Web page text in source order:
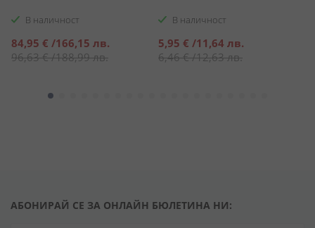
В наличност
Специална
цена
84,95 € /166,15 лв.
96,63 €/188,99 лв.
В наличност
Специална
цена
5,95 € /11,64 лв.
6,46 €/12,63 лв.
АБОНИРАЙ СЕ ЗА ОНЛАЙН БЮЛЕТИНА НИ: